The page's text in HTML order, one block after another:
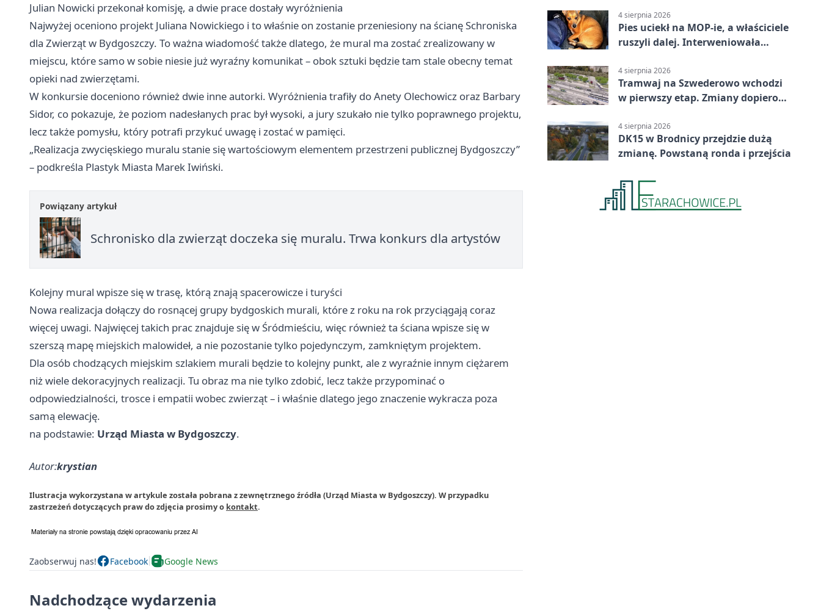
Julian Nowicki przekonał komisję, a dwie prace dostały wyróżnienia
Najwyżej oceniono projekt Juliana Nowickiego i to właśnie on zostanie przeniesiony na ścianę Schroniska
dla Zwierząt w Bydgoszczy. To ważna wiadomość także dlatego, że mural ma zostać zrealizowany w
miejscu, które samo w sobie niesie już wyraźny komunikat – obok sztuki będzie tam stale obecny temat
opieki nad zwierzętami.
W konkursie doceniono również dwie inne autorki. Wyróżnienia trafiły do Anety Olechowicz oraz Barbary
Sidor, co pokazuje, że poziom nadesłanych prac był wysoki, a jury szukało nie tylko poprawnego projektu,
lecz także pomysłu, który potrafi przykuć uwagę i zostać w pamięci.
„Realizacja zwycięskiego muralu stanie się wartościowym elementem przestrzeni publicznej Bydgoszczy”
– podkreśla Plastyk Miasta Marek Iwiński.
Powiązany artykuł
Schronisko dla zwierząt doczeka się muralu. Trwa konkurs dla artystów
Kolejny mural wpisze się w trasę, którą znają spacerowicze i turyści
Nowa realizacja dołączy do rosnącej grupy bydgoskich murali, które z roku na rok przyciągają coraz
więcej uwagi. Najwięcej takich prac znajduje się w Śródmieściu, więc również ta ściana wpisze się w
szerszą mapę miejskich malowideł, a nie pozostanie tylko pojedynczym, zamkniętym projektem.
Dla osób chodzących miejskim szlakiem murali będzie to kolejny punkt, ale z wyraźnie innym ciężarem
niż wiele dekoracyjnych realizacji. Tu obraz ma nie tylko zdobić, lecz także przypominać o
odpowiedzialności, trosce i empatii wobec zwierząt – i właśnie dlatego jego znaczenie wykracza poza
samą elewację.
na podstawie: Urząd Miasta w Bydgoszczy.
Autor:krystian
Ilustracja wykorzystana w artykule została pobrana z zewnętrznego źródła (Urząd Miasta w Bydgoszczy). W przypadku
zastrzeżeń dotyczących praw do zdjęcia prosimy o kontakt.
Zaobserwuj nas! Facebook Google News
Nadchodzące wydarzenia
4 sierpnia 2026
Pies uciekł na MOP-ie, a właściciele
ruszyli dalej. Interweniowała
4 sierpnia 2026
Tramwaj na Szwederowo wchodzi
w pierwszy etap. Zmiany dopiero
4 sierpnia 2026
DK15 w Brodnicy przejdzie dużą
zmianę. Powstaną ronda i przejścia